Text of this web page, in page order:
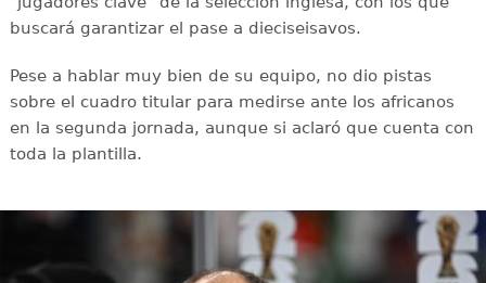
buscará garantizar el pase a dieciseisavos.
Pese a hablar muy bien de su equipo, no dio pistas
sobre el cuadro titular para medirse ante los africanos
en la segunda jornada, aunque si aclaró que cuenta con
toda la plantilla.